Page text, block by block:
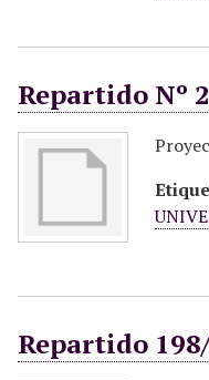
Repartido Nº
Repartido